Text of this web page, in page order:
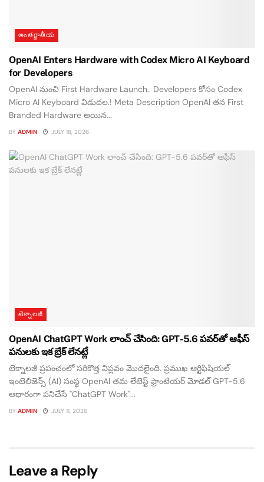
అంతర్జాతీయ
OpenAI Enters Hardware with Codex Micro AI Keyboard
for Developers
OpenAI నుంచి First Hardware Launch.. Developers కోసం Codex
Micro AI Keyboard విడుదల.! Meta Description OpenAI తన First
Branded Hardware అయిన...
BY ADMIN JULY 18, 2026
టెక్నాలజీ
OpenAI ChatGPT Work లాంచ్ చేసింది: GPT-5.6 పవర్‌తో ఆఫీస్
పనులకు ఇక బ్రేక్ లేనట్లే
టెక్నాలజీ ప్రపంచంలో సరికొత్త విప్లవం మొదలైంది. ప్రముఖ ఆర్టిఫిషియల్
ఇంటెలిజెన్స్ (AI) సంస్థ OpenAI తమ లేటెస్ట్ ఫ్రాంటియర్ మోడల్ GPT-5.6
ఆధారంగా పనిచేసే "ChatGPT Work"...
BY ADMIN JULY 11, 2026
Leave a Reply